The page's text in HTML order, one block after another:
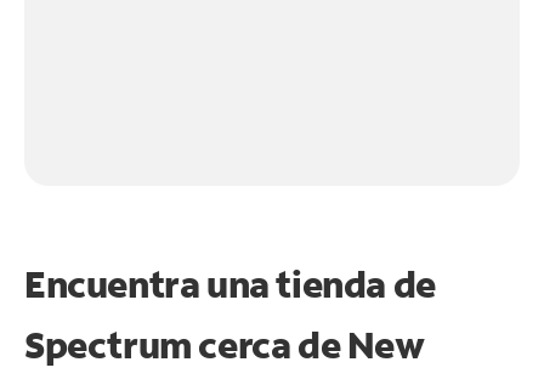
Encuentra una tienda de
Spectrumcerca de New